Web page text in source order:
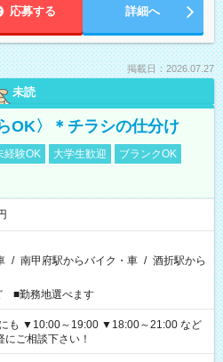
応募する 詳細へ
掲載日：2026.07.27
未読
OK〉＊チラシの仕分け
経験OK 大学生歓迎
ブランクOK
/ 南甲府駅からバイク・車 / 酒折駅から
■勤務地選べます
ご相談下さい！